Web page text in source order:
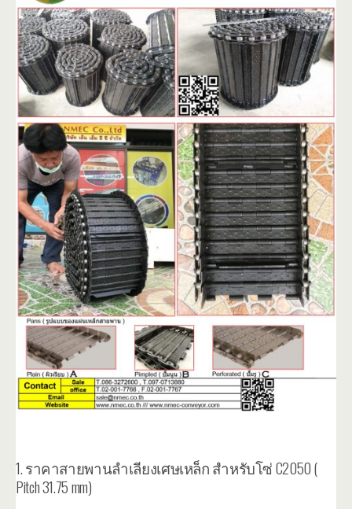
1. ราคาสายพานลำเลียงเศษเหล็ก สำหรับโซ่ C2050 (
Pitch 31.75 mm)